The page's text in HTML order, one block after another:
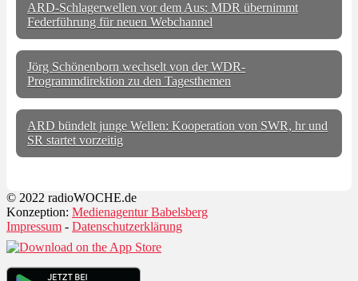
ARD-Schlagerwellen vor dem Aus: MDR übernimmt
Federführung für neuen Webchannel
Jörg Schönenborn wechselt von der WDR-
Programmdirektion zu den Tagesthemen
ARD bündelt junge Wellen: Kooperation von SWR, hr und
SR startet vorzeitig
© 2022 radioWOCHE.de
Konzeption: Medienagentur Babelsberg
Impressum - Datenschutzerklärung